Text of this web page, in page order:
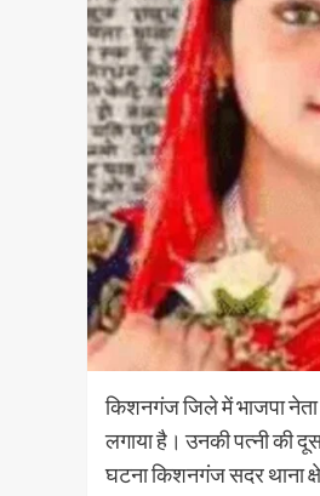
किशनगंज जिले में भाजपा
लगाया है। उनकी पत्नी की
घटना किशनगंज सदर थाना